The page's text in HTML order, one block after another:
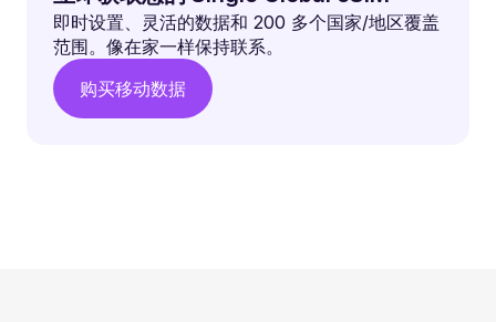
即时设置、灵活的数据和 200 多个国家/地区覆盖
范围。像在家一样保持联系。
购买移动数据